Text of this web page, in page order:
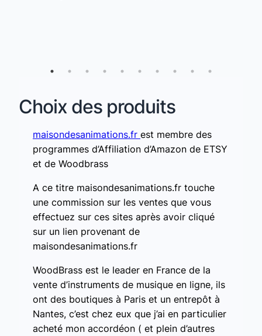
Choix des produits
maisondesanimations.fr est membre des
programmes d’Affiliation d’Amazon de ETSY
et de Woodbrass
A ce titre maisondesanimations.fr touche
une commission sur les ventes que vous
effectuez sur ces sites après avoir cliqué
sur un lien provenant de
maisondesanimations.fr
WoodBrass est le leader en France de la
vente d’instruments de musique en ligne, ils
ont des boutiques à Paris et un entrepôt à
Nantes, c’est chez eux que j’ai en particulier
acheté mon accordéon ( et plein d’autres